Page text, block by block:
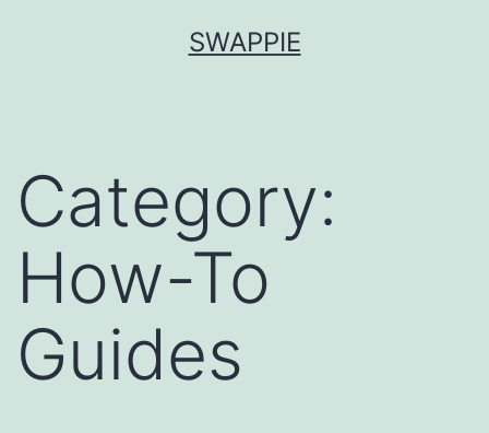
SWAPPIE
Category:
How-To
Guides